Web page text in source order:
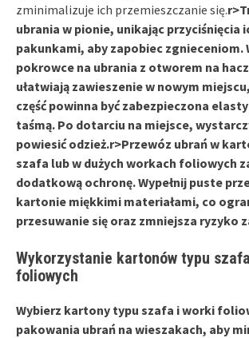
zminimalizuje ich przemieszczanie się.
ubrania w pionie, unikając przyciśnięcia
pakunkami, aby zapobiec zgnieceniom.
pokrowce na ubrania z otworem na
ułatwiają zawieszenie w nowym
część powinna być zabezpieczona
taśmą. Po dotarciu na miejsce,
powiesić odzież.r>Przewóz ubrań w
szafa lub w dużych workach foliowych
dodatkową ochronę. Wypełnij puste
kartonie miękkimi materiałami, co
przesuwanie się oraz zmniejsza ryzyko
Wykorzystanie kartonów typu
foliowych
Wybierz kartony typu szafa iworki
pakowania ubrań na wieszakach, aby